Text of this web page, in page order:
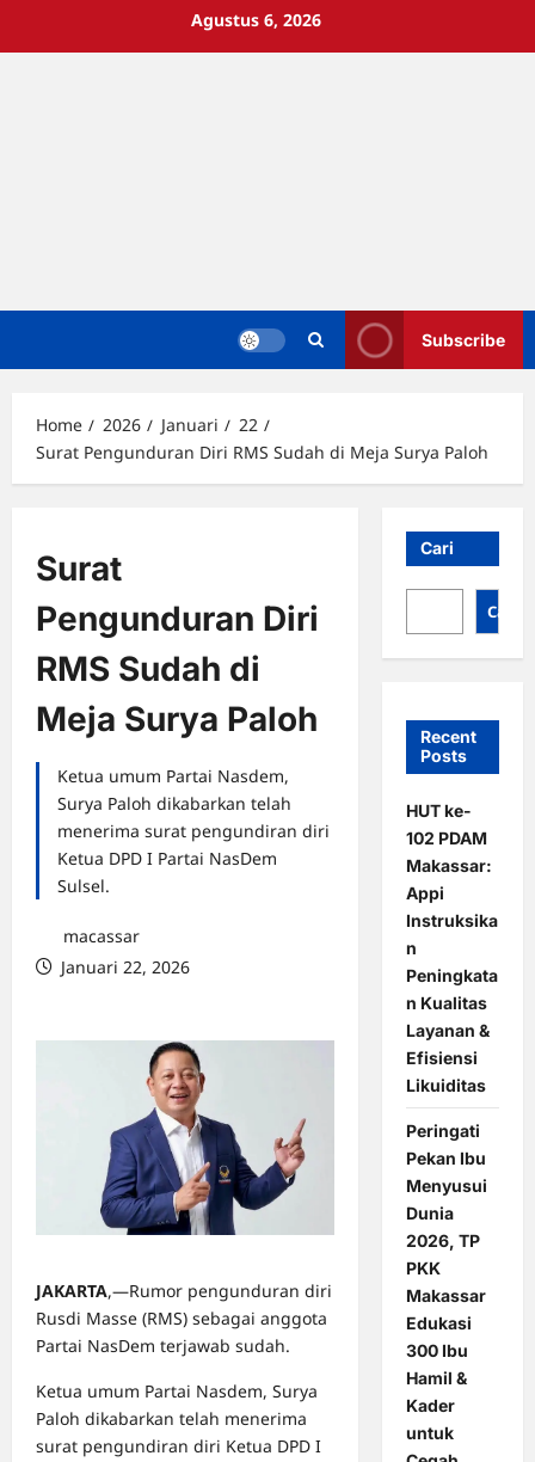
Agustus 6, 2026
Subscribe
Home 2026 Januari
22
Surat Pengunduran Diri RMS Sudah di Meja Surya Paloh
Surat
Pengunduran Diri
RMS Sudah di
Meja Surya Paloh
Ketua umum Partai Nasdem,
Surya Paloh dikabarkan telah
menerima surat pengundiran diri
Ketua DPD I Partai NasDem
Sulsel.
macassar
Januari 22, 2026
JAKARTA,—Rumor pengunduran diri
Rusdi Masse (RMS) sebagai anggota
Partai NasDem terjawab sudah.
Ketua umum Partai Nasdem, Surya
Paloh dikabarkan telah menerima
surat pengundiran diri Ketua DPD I
Cari
Cari
Recent
Posts
HUT ke-
102 PDAM
Makassar:
Appi
Instruksika
n
Peningkata
n Kualitas
Layanan &
Efisiensi
Likuiditas
Peringati
Pekan Ibu
Menyusui
Dunia
2026, TP
PKK
Makassar
Edukasi
300 Ibu
Hamil &
Kader
untuk